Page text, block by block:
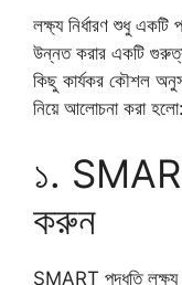
লক্ষ্য নির্ধারণ শুধু একটি
উন্নত করার একটি
কিছু কার্যকর কৌশল
নিয়ে আলোচনা করা হলো:
১.
করুন
SMART পদ্ধতি লক্ষ্য